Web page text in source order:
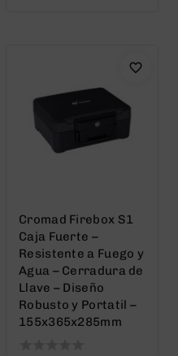
Cromad Firebox S1
Caja Fuerte –
Resistente a Fuego y
Agua – Cerradura de
Llave – Diseño
Robusto y Portatil –
155x365x285mm